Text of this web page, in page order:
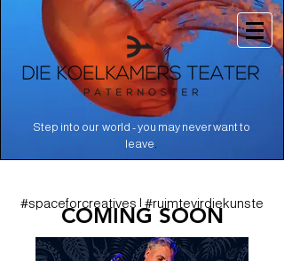
Step into our world - you may never want to
leave
#spaceforcreatives | #ruimtevirdiekunste
COMING SOON